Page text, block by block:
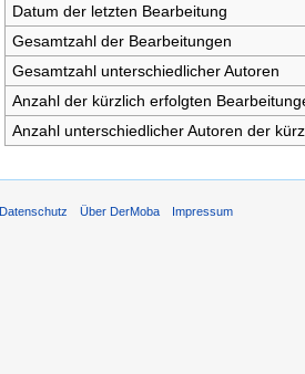
Datum der letzten Bearbeitung
Gesamtzahl der Bearbeitungen
Gesamtzahl unterschiedlicher Autoren
Anzahl der kürzlich erfolgten
Anzahl unterschiedlicher Autoren der
Datenschutz Über DerMoba Impressum